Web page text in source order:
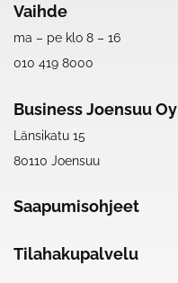
Vaihde
ma – pe klo 8 – 16
010 419 8000
Business Joensuu Oy
Länsikatu 15
80110 Joensuu
Saapumisohjeet
Tilahakupalvelu